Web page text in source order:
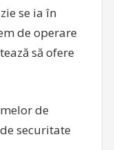
se ia în
de operare
să ofere
de
securitate